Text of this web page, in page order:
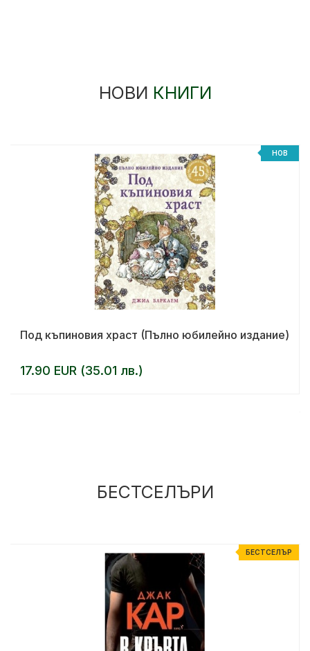
НОВИ КНИГИ
НОВ
Под къпиновия храст (Пълно юбилейно издание)
17.90 EUR (35.01 лв.)
БЕСТСЕЛЪРИ
БЕСТСЕЛЪР